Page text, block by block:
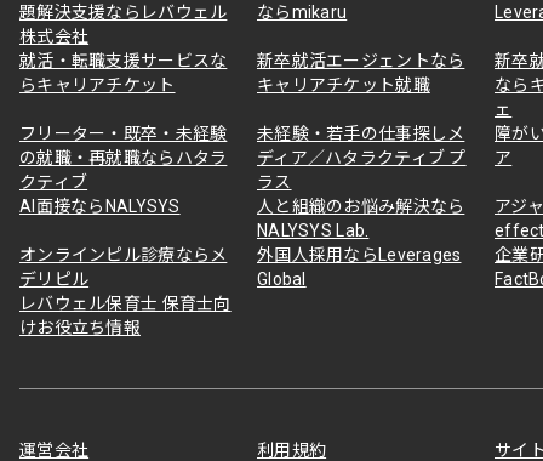
題解決支援ならレバウェル
株式会社
ならmikaru
就活・転職支援サービスな
らキャリアチケット
新卒就活エージェントなら
キャリアチケット就職
新卒
なら
ェ
フリーター・既卒・未経験
の就職・再就職ならハタラ
クティブ
未経験・若手の仕事探しメ
ディア／ハタラクティブ プ
ラス
障が
ア
AI面接ならNALYSYS
人と組織のお悩み解決なら
NALYSYS Lab.
アジ
オンラインピル診療ならメ
デリピル
外国人採用ならLeverages
Global
企業
レバウェル保育士 保育士向
けお役立ち情報
運営会社 利用規約 サイ